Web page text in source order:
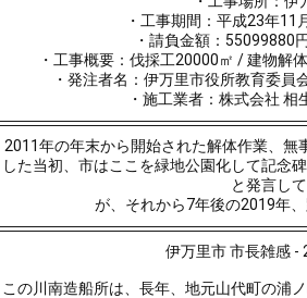
・工事期間：平成23年11
・請負金額：55099880
・工事概要：伐採工20000㎡ / 建物解
・発注者名：伊万里市役所教育委員
・施工業者：株式会社 相
2011年の年末から開始された解体作業、
した当初、市はここを緑地公園化して記念
と発言し
が、それから7年後の2019年
伊万里市 市長雑感 -
この川南造船所は、長年、地元山代町の浦